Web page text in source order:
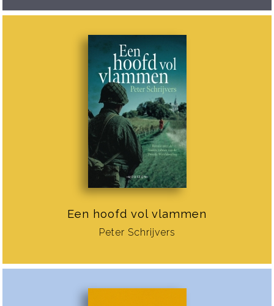
Een hoofd vol vlammen
Peter Schrijvers